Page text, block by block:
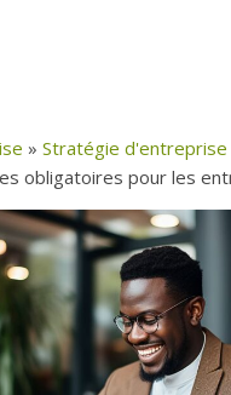
» Stratégie d'entreprise
obligatoires pour les